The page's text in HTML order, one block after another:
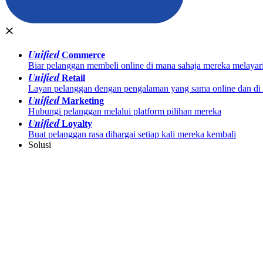
UnifiedCommerce
Biar pelanggan membeli online di mana sahaja mereka melayari
UnifiedRetail
Layan pelanggan dengan pengalaman yang sama online dan
UnifiedMarketing
Hubungi pelanggan melalui platform pilihan mereka
UnifiedLoyalty
Buat pelanggan rasa dihargai setiap kali mereka kembali
Solusi